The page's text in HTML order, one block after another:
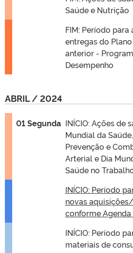
Saúde e Nutrição
FIM: Período
entregas do
anterior -
Desempenho
ABRIL / 2024
01 Segunda INÍCIO: Ações de
Mundial da
Prevenção e
Arterial e Dia
Saúde no
INÍCIO: Período
novas
conforme
INÍCIO: Período
materiais de